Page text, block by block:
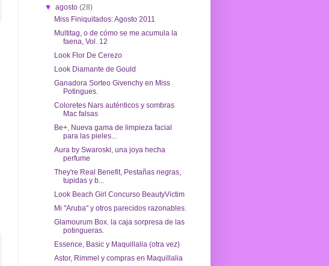
▼agosto(28)
Miss Finiquitados: Agosto 2011
Multitag, o de cómo se me acumula la
faena, Vol. 12
Look Flor De Cerezo
Look Diamante de Gould
Ganadora Sorteo Givenchy en Miss
Potingues.
Coloretes Nars auténticos y sombras
Mac falsas
Be+, Nueva gama de limpieza facial
para las pieles...
Aura by Swaroski, una joya hecha
perfume
They're Real Benefit, Pestañas negras,
tupidas y b...
Look Beach Girl Concurso BeautyVictim
Mi "Aruba" y otros parecidos razonables.
Glamourum Box. la caja sorpresa de las
potingueras.
Essence, Basic y Maquillalia (otra vez)
Astor, Rimmel y compras en Maquillalia